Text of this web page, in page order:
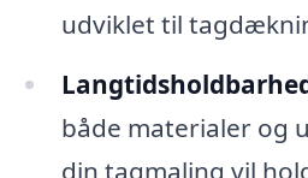
udviklet til
både materialer og
din tagmaling vil